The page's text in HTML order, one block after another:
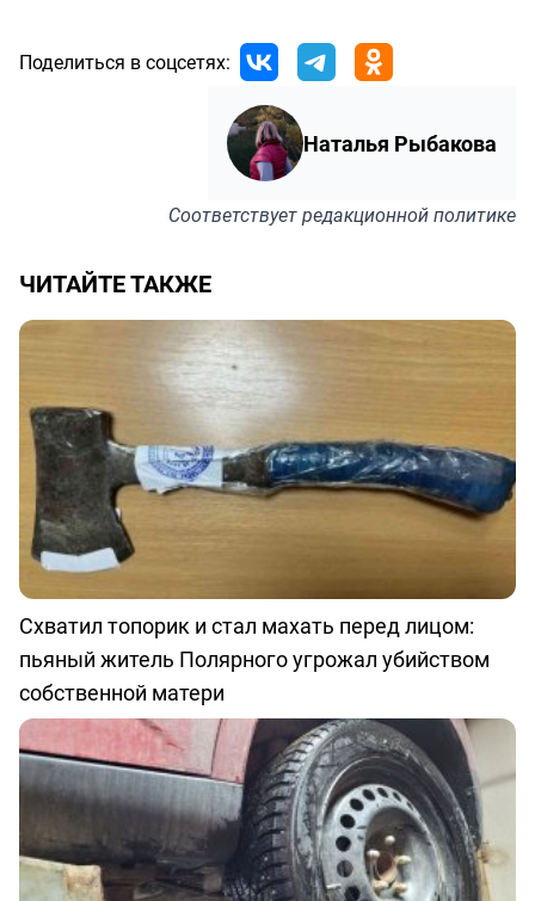
Поделиться в соцсетях:
Наталья Рыбакова
Соответствуетредакционной политике
ЧИТАЙТЕ ТАКЖЕ
Схватил топорик и стал махать перед лицом:
пьяный житель Полярного угрожал убийством
собственной матери